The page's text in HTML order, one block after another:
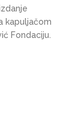
kapuljačom
Fondaciju.